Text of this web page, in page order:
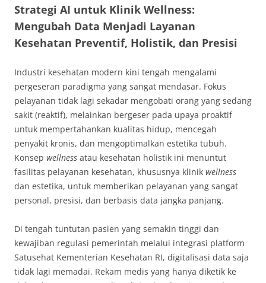
Strategi AI untuk Klinik Wellness:
Mengubah Data Menjadi Layanan
Kesehatan Preventif, Holistik, dan Presisi
Industri kesehatan modern kini tengah mengalami
pergeseran paradigma yang sangat mendasar. Fokus
pelayanan tidak lagi sekadar mengobati orang yang sedang
sakit (reaktif), melainkan bergeser pada upaya proaktif
untuk mempertahankan kualitas hidup, mencegah
penyakit kronis, dan mengoptimalkan estetika tubuh.
Konsep wellness atau kesehatan holistik ini menuntut
fasilitas pelayanan kesehatan, khususnya klinik wellness
dan estetika, untuk memberikan pelayanan yang sangat
personal, presisi, dan berbasis data jangka panjang.
Di tengah tuntutan pasien yang semakin tinggi dan
kewajiban regulasi pemerintah melalui integrasi platform
Satusehat Kementerian Kesehatan RI, digitalisasi data saja
tidak lagi memadai. Rekam medis yang hanya diketik ke